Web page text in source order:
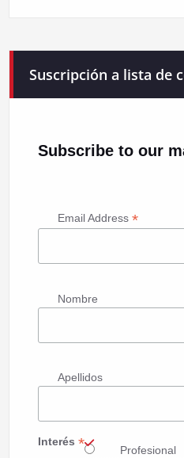
Suscripción a lista de
Subscribe to our
Email Address *
Nombre
Apellidos
Interés *
Profesional